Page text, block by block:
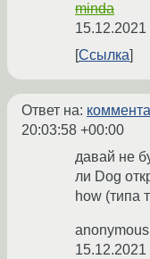
minda
Ссылка
Ответ на:
20:03:58 +00:00
давай не
ли Dog
how (типа
anonymous